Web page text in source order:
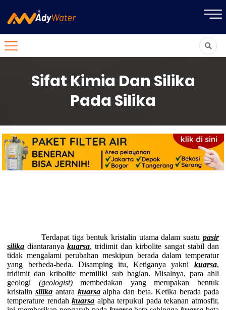
Sifat Kimia Dan Silika
Pada Silika
Terdapat tiga bentuk kristalin utama dalam suatu pasir
silika diantaranyakuarsa, tridimit dan kirbolite sangat stabil dan
tidak mengalami perubahan meskipun berada dalam temperatur
yang berbeda-beda. Disamping itu, Ketiganya yakni kuarsa,
tridimit dan kribolite memiliki sub bagian. Misalnya, para ahli
geologi (geologist)membedakan yang merupakan bentuk
kristalinsilika antara kuarsaalpha dan beta. Ketika berada pada
temperature rendahkuarsa alpha terpukul pada tekanan atmosfir,